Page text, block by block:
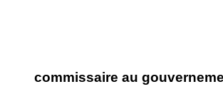
commissaire au